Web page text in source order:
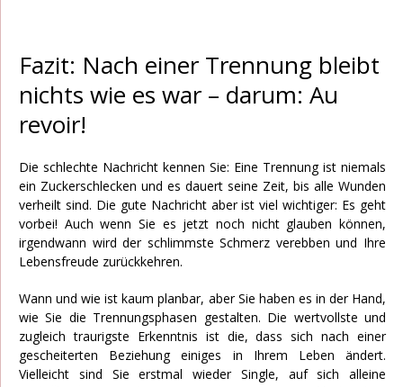
Fazit: Nach einer Trennung bleibt
nichts wie es war – darum: Au
revoir!
Die schlechte Nachricht kennen Sie: Eine Trennung ist niemals
ein Zuckerschlecken und es dauert seine Zeit, bis alle Wunden
verheilt sind. Die gute Nachricht aber ist viel wichtiger: Es geht
vorbei! Auch wenn Sie es jetzt noch nicht glauben können,
irgendwann wird der schlimmste Schmerz verebben und Ihre
Lebensfreude zurückkehren.
Wann und wie ist kaum planbar, aber Sie haben es in der Hand,
wie Sie die Trennungsphasen gestalten. Die wertvollste und
zugleich traurigste Erkenntnis ist die, dass sich nach einer
gescheiterten Beziehung einiges in Ihrem Leben ändert.
Vielleicht sind Sie erstmal wieder Single, auf sich alleine